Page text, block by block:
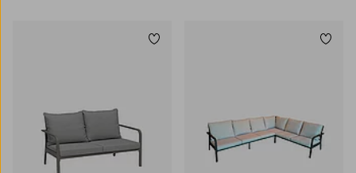
Tilføj til favoritter